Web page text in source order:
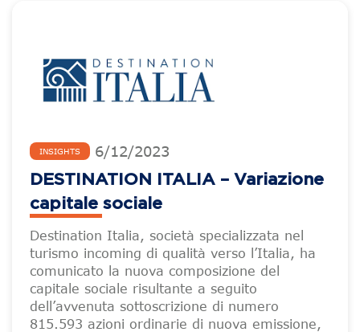
INSIGHTS 6/12/2023
DESTINATION ITALIA – Variazione
capitale sociale
Destination Italia, società specializzata nel
turismo incoming di qualità verso l’Italia, ha
comunicato la nuova composizione del
capitale sociale risultante a seguito
dell’avvenuta sottoscrizione di numero
815.593 azioni ordinarie di nuova emissione,